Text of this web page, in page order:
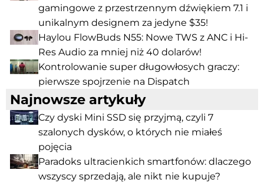
gamingowe z przestrzennym dźwiękiem 7.1 i
unikalnym designem za jedyne $35!
Haylou FlowBuds N55: Nowe TWS z ANC i Hi-
Res Audio za mniej niż 40 dolarów!
Kontrolowanie super długowłosych graczy:
pierwsze spojrzenie na Dispatch
Najnowsze artykuły
Czy dyski Mini SSD się przyjmą, czyli 7
szalonych dysków, o których nie miałeś
pojęcia
Paradoks ultracienkich smartfonów: dlaczego
wszyscy sprzedają, ale nikt nie kupuje?